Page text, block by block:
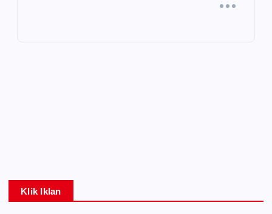
Klik Iklan